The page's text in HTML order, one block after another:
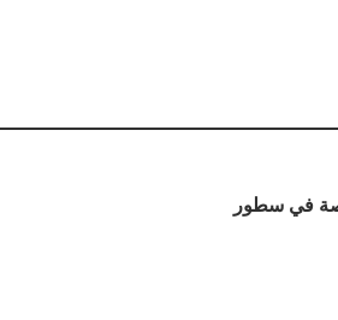
في سطور